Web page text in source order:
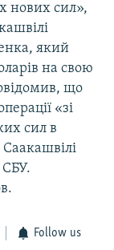
нових сил»,
який
на свою
що
«зі
сил в
СБУ.
Follow us